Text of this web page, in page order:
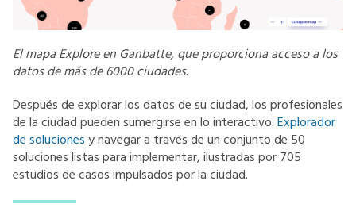
El mapa Explore en Ganbatte, que proporciona acceso a los
datos de más de 6000 ciudades.
Después de explorar los datos de su ciudad, los profesionales
de la ciudad pueden sumergirse en lo interactivo.Explorador
de solucionesy navegar a través de un conjunto de 50
soluciones listas para implementar, ilustradas por 705
estudios de casos impulsados por la ciudad.